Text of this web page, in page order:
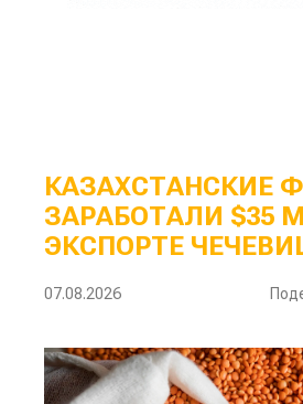
КАЗАХСТАНСКИЕ
ЗАРАБОТАЛИ $35
ЭКСПОРТЕ
07.08.2026